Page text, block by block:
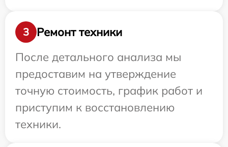
3
Ремонт техники
После детального анализа мы
предоставим на утверждение
точную стоимость, график работ и
приступим к восстановлению
техники.